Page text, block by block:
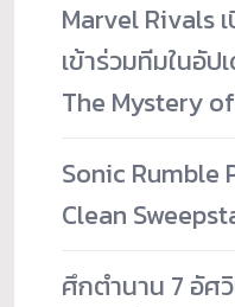
Marvel Rivals
เข้าร่วมทีมในอัป
The Mystery
Sonic Rumble
Clean
ศึกตำนาน 7 อัศ